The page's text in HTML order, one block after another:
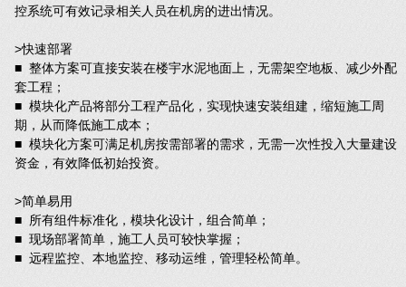
控系统可有效记录相关人员在机房的进出情况。
>快速部署
■ 整体方案可直接安装在楼宇水泥地面上，无需架空地板、减少外配
套工程；
■ 模块化产品将部分工程产品化，实现快速安装组建，缩短施工周
期，从而降低施工成本；
■ 模块化方案可满足机房按需部署的需求，无需一次性投入大量建设
资金，有效降低初始投资。
>简单易用
■ 所有组件标准化，模块化设计，组合简单；
■ 现场部署简单，施工人员可较快掌握；
■ 远程监控、本地监控、移动运维，管理轻松简单。